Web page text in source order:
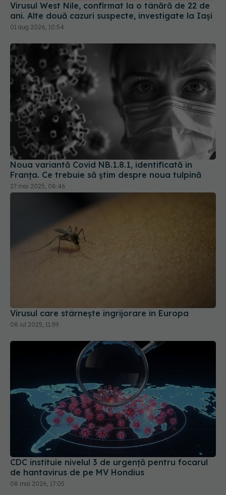
Virusul West Nile, confirmat la o tânără de 22 de
ani. Alte două cazuri suspecte, investigate la Iași
01 aug 2026, 10:54
Noua variantă Covid NB.1.8.1, identificată în
Franța. Ce trebuie să știm despre noua tulpină
27 mai 2025, 08:46
Virusul care stârnește îngrijorare în Europa
08 iul 2025, 11:59
CDC instituie nivelul 3 de urgență pentru focarul
de hantavirus de pe MV Hondius
08 mai 2026, 17:05